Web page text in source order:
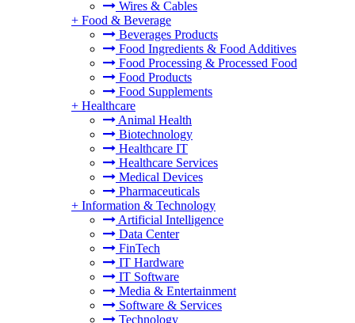
Wires & Cables
+ Food & Beverage
Beverages Products
Food Ingredients & Food Additives
Food Processing & Processed Food
Food Products
Food Supplements
+ Healthcare
Animal Health
Biotechnology
Healthcare IT
Healthcare Services
Medical Devices
Pharmaceuticals
+ Information & Technology
Artificial Intelligence
Data Center
FinTech
IT Hardware
IT Software
Media & Entertainment
Software & Services
Technology